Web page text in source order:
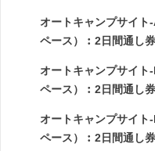
オートキャンプサイト
ペース）︰2日間通
オートキャンプサイト
ペース）︰2日間通
オートキャンプサイト
ペース）︰2日間通